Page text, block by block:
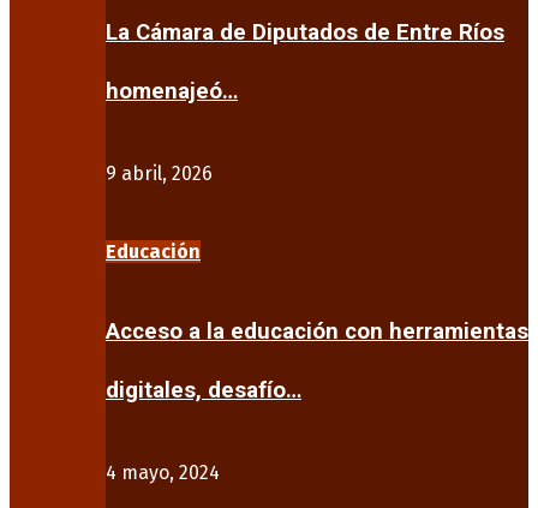
La Cámara de Diputados de Entre Ríos
homenajeó…
9 abril, 2026
Educación
Acceso a la educación con herramientas
digitales, desafío…
4 mayo, 2024